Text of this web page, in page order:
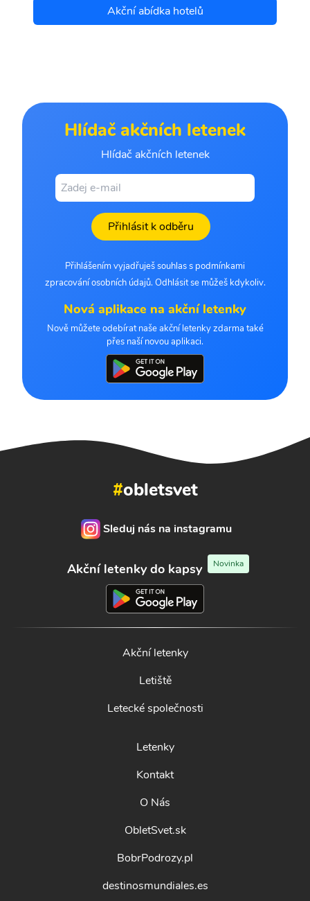
Akční abídka hotelů
Hlídač akčních letenek
Hlídač akčních letenek
Přihlásit k odběru
Přihlášením vyjadřuješ souhlas s podmínkami
zpracování osobních údajů. Odhlásit se můžeš kdykoliv.
Nová aplikace na akční letenky
Nově můžete odebírat naše akční letenky zdarma také
přes naší novou aplikaci.
#obletsvet
Sleduj nás na instagramu
Akční letenky do kapsy Novinka
Akční letenky
Letiště
Letecké společnosti
Letenky
Kontakt
O Nás
ObletSvet.sk
BobrPodrozy.pl
destinosmundiales.es